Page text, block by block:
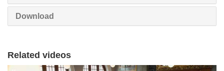
Download
Related videos